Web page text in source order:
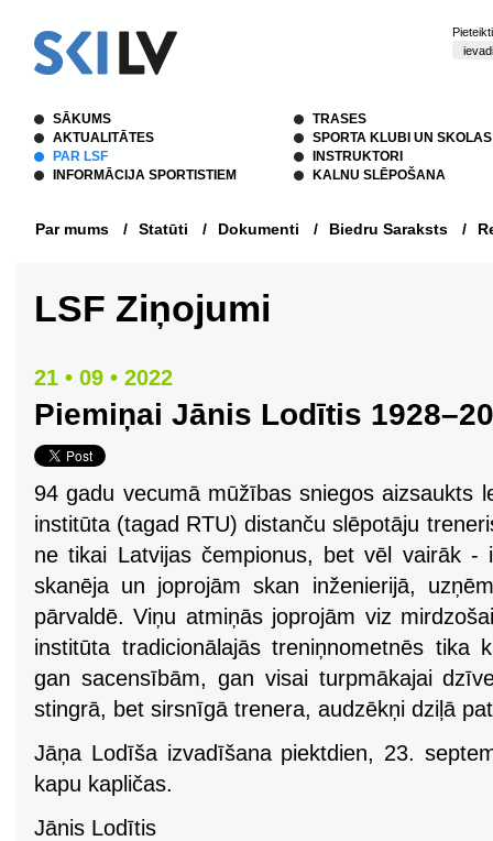
SĀKUMS
AKTUALITĀTES
PAR LSF
INFORMĀCIJA SPORTISTIEM
TRASES
SPORTA KLUBI UN SKOLAS
INSTRUKTORI
KALNU SLĒPOŠANA
Par mums / Statūti / Dokumenti / Biedru Saraksts /
LSF Ziņojumi
21 • 09 • 2022
Piemiņai Jānis Lodītis
94 gadu vecumā mūžības sniegos aizsaukts
institūta (tagad RTU) distanču slēpotāju
ne tikai Latvijas čempionus, bet vēl vairāk -
skanēja un joprojām skan inženierijā,
pārvaldē. Viņu atmiņās joprojām viz
institūta tradicionālajās treniņnometnēs
gan sacensībām, gan visai turpmākajai
stingrā, bet sirsnīgā trenera, audzēkņi dziļā
Jāņa Lodīša izvadīšana piektdien, 23.
kapu kapličas.
Jānis Lodītis